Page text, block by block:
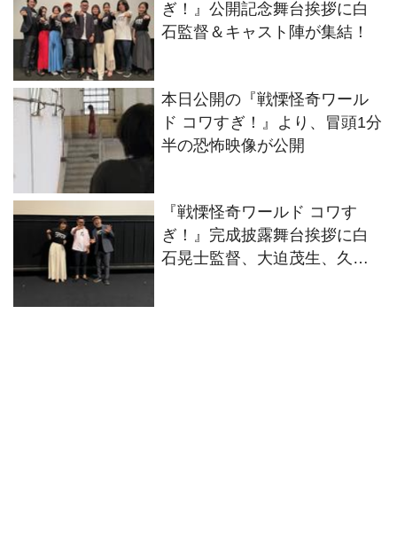
ぎ！』公開記念舞台挨拶に白
石監督＆キャスト陣が集結！
本日公開の『戦慄怪奇ワール
ド コワすぎ！』より、冒頭1分
半の恐怖映像が公開
『戦慄怪奇ワールド コワす
ぎ！』完成披露舞台挨拶に白
石晃士監督、大迫茂生、久保